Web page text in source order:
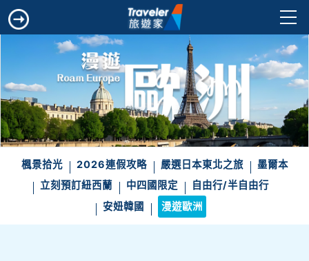
楓景拾光 2026連假攻略 嚴選日本東北之旅
墨爾本
立刻預訂紐西蘭
中四國限定
自由行/半自由行
安妞韓國
漫遊歐洲